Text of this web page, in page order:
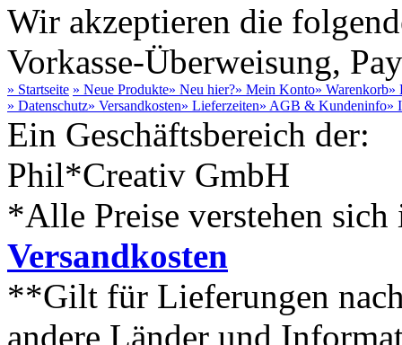
Wir akzeptieren die
Vorkasse-Überweisung,
» Startseite » Neue Produkte» Neu hier?» Mein Konto» Warenkorb»
» Datenschutz» Versandkosten» Lieferzeiten» AGB & Kundeninfo»
Ein Geschäftsbereich der:
Phil*Creativ GmbH
*Alle Preise verstehen
Versandkosten
**Gilt für Lieferungen
andere Länder und